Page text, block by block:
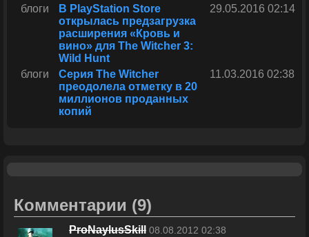
блоги
В PlayStation Store
открылась предзагрузка
расширения «Кровь и
вино» для The Witcher 3:
Wild Hunt
29.05.2016 02:14
блоги
Серия The Witcher
преодолела отметку в 20
миллионов проданных
копий
11.03.2016 02:38
Комментарии (9)
ProNaylusSkill 08.08.2012 02:38